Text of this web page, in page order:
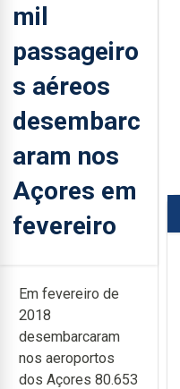
mil
passageiro
s aéreos
desembarc
aram nos
Açores em
fevereiro
Em fevereiro de
2018
desembarcaram
nos aeroportos
dos Açores 80.653